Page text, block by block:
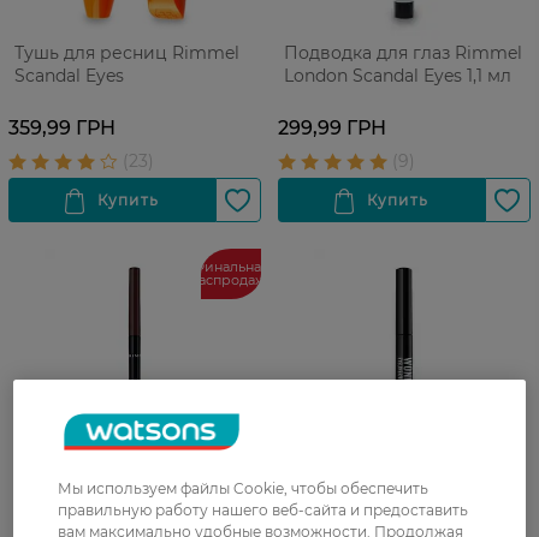
Тушь для ресниц Rimmel
Scandal Eyes
359,99 ГРН
Подводка для глаз Rimmel
London Scandal Eyes 1,1 мл
299,99 ГРН
Финальная
распродажа
Мы используем файлы Cookie, чтобы обеспечить
правильную работу нашего веб-сайта и предоставить
вам максимально удобные возможности. Продолжая